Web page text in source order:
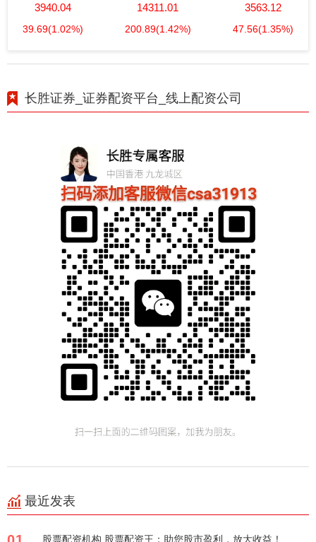
3940.04
39.69(1.02%)
14311.01
200.89(1.42%)
3563.12
47.56(1.35%)
长胜证券_证券配资平台_线上配资公司
最近发表
股票配资机构 股票配资王：助您股市盈利，放大收益！